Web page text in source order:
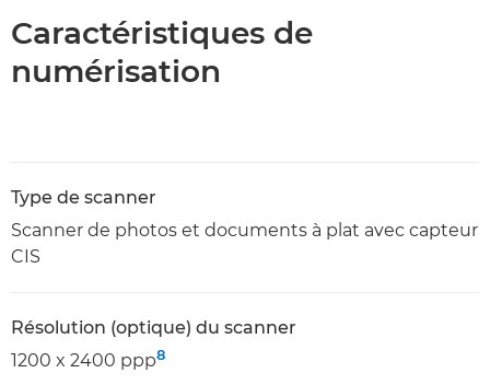
Caractéristiques de
numérisation
Type de scanner
Scanner de photos et documents à plat avec capteur
CIS
Résolution (optique) du scanner
1200 x 2400 ppp8